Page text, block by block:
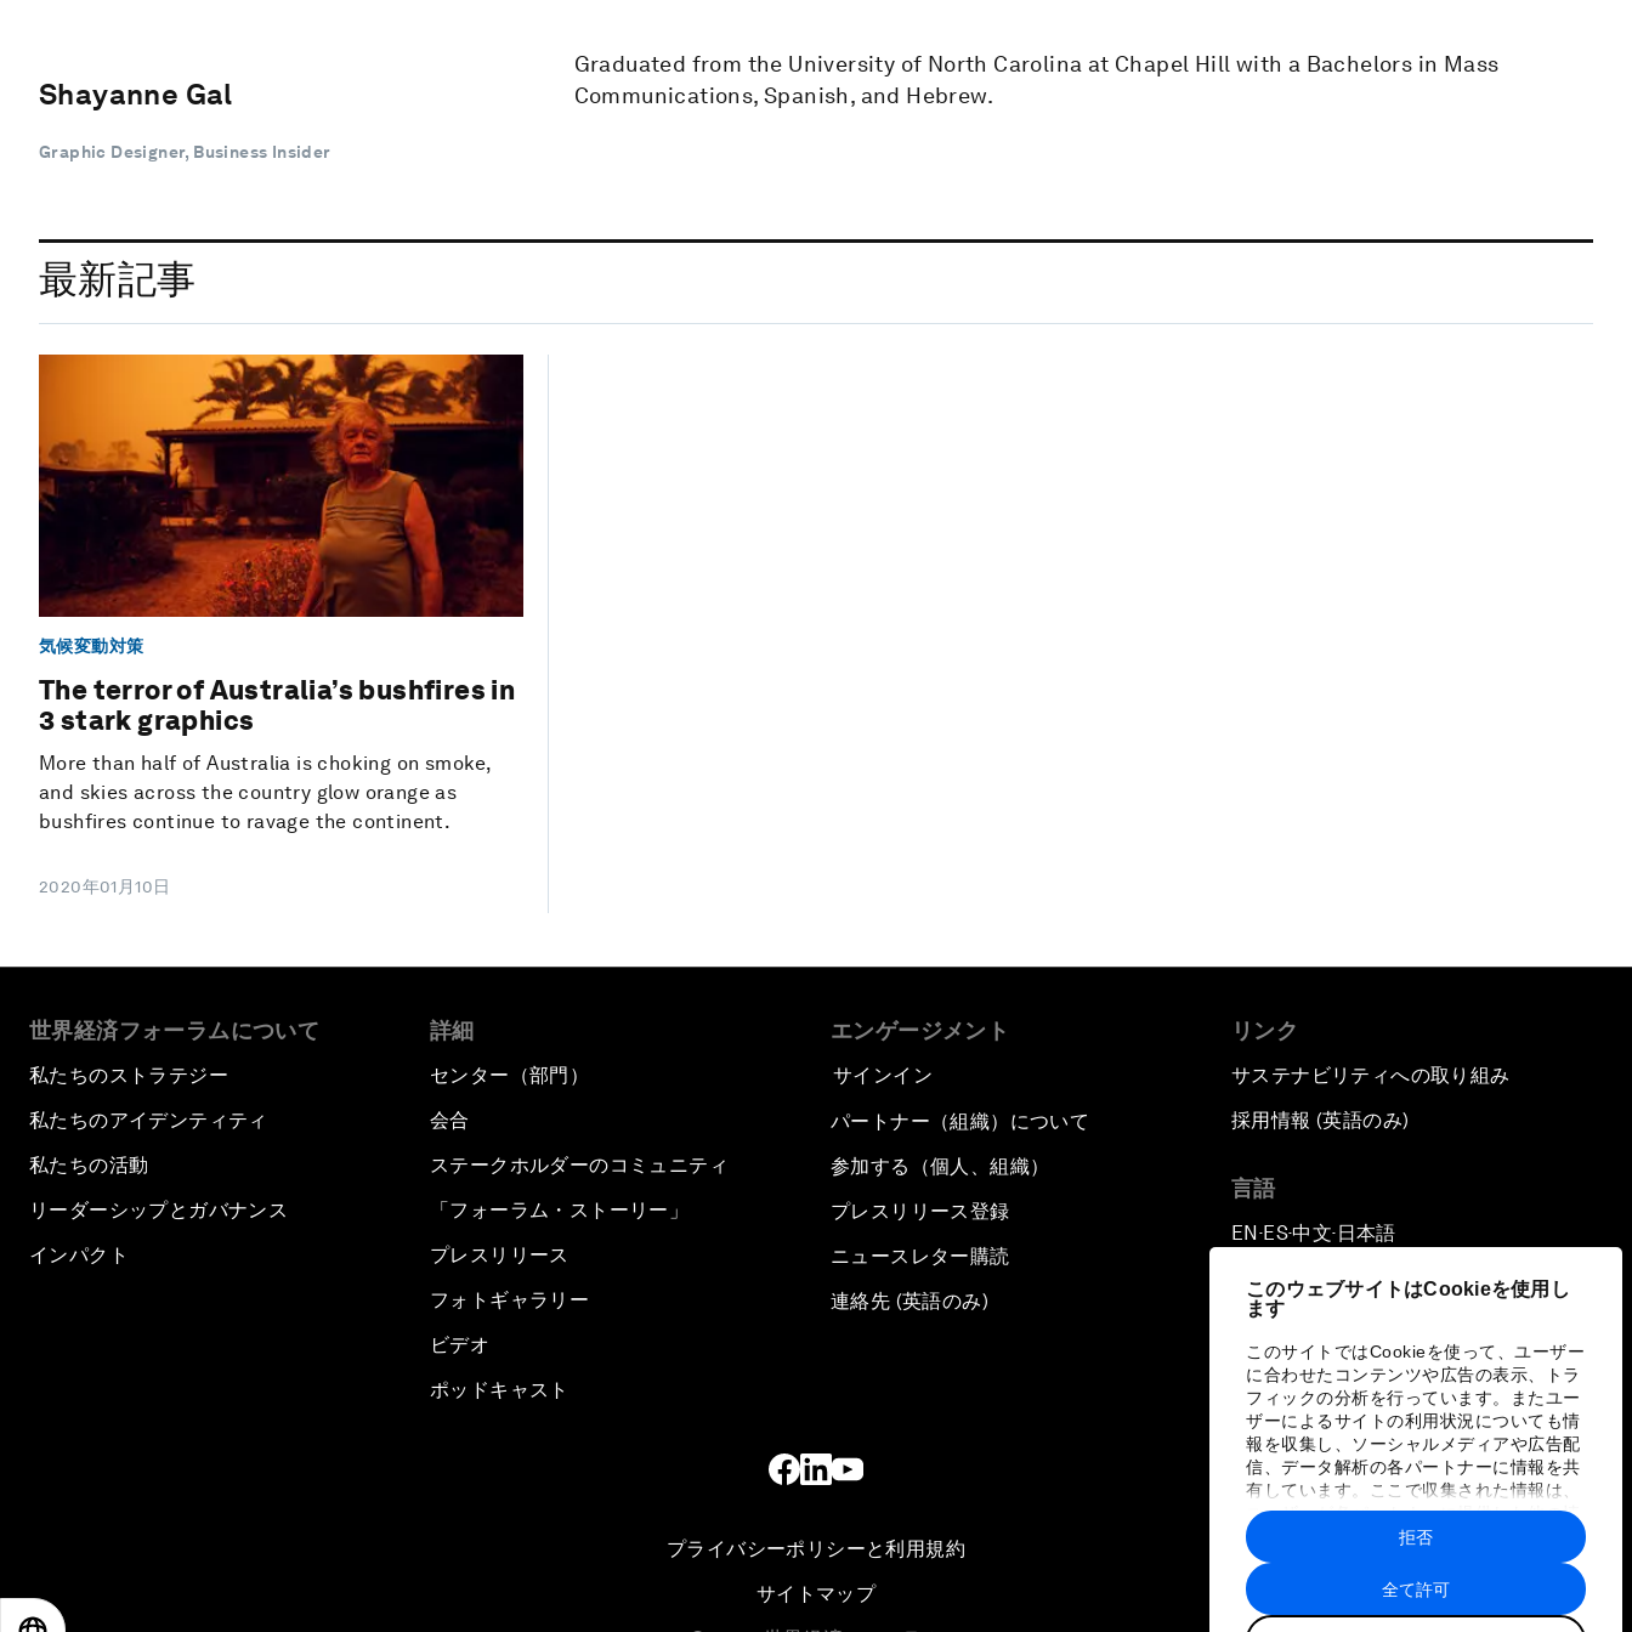
このウェブサイトはCookieを使用し
ます
このサイトではCookieを使って、ユーザー
に合わせたコンテンツや広告の表示、トラ
フィックの分析を行っています。またユー
ザーによるサイトの利用状況についても情
報を収集し、ソーシャルメディアや広告配
信、データ解析の各パートナーに情報を共
有しています。ここで収集された情報は、
ユーザーが各パートナーに提供した他の情
報や各パートナーのサービスを使用した際
に収集された情報と組み合わされ、各パー
トナーによって使用されることがありま
す。
全て許可
拒否
Shayanne Gal
Graphic Designer, Business Insider
Graduated from the University of North Carolina at Chapel Hill with a Bachelors in Mass
Communications, Spanish, and Hebrew.
最新記事
気候変動対策
The terror of Australia’s bushfires in
3 stark graphics
More than half of Australia is choking on smoke,
and skies across the country glow orange as
bushfires continue to ravage the continent.
2020年01月10日
世界経済フォーラムについて
私たちのストラテジー
私たちのアイデンティティ
私たちの活動
リーダーシップとガバナンス
インパクト
詳細
センター（部門）
会合
ステークホルダーのコミュニティ
「フォーラム・ストーリー」
プレスリリース
フォトギャラリー
ビデオ
ポッドキャスト
エンゲージメント
サインイン
パートナー（組織）について
参加する（個人、組織）
プレスリリース登録
ニュースレター購読
連絡先 (英語のみ)
リンク
サステナビリティへの取り組み
採用情報 (英語のみ)
言語
EN ▪ ES▪中文▪ 日本語
プライバシーポリシーと利用規約
サイトマップ